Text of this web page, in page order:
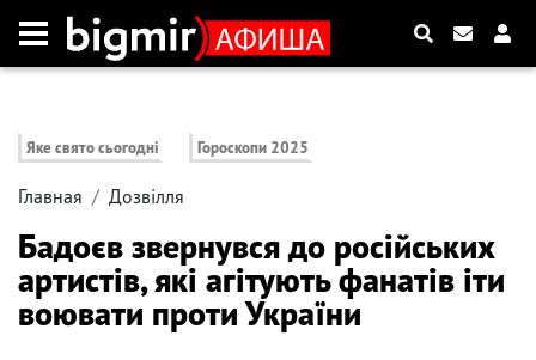
Яке свято сьогодні Гороскопи 2025
Главная Дозвілля
Бадоєв звернувся до російських
артистів, які агітують фанатів іти
воювати проти України